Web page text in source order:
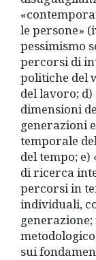
le persone»
pessimismo
percorsi di
politiche del
del lavoro;
dimensioni
generazioni
temporale
del tempo;
di ricerca
percorsi in
individuali,
sui